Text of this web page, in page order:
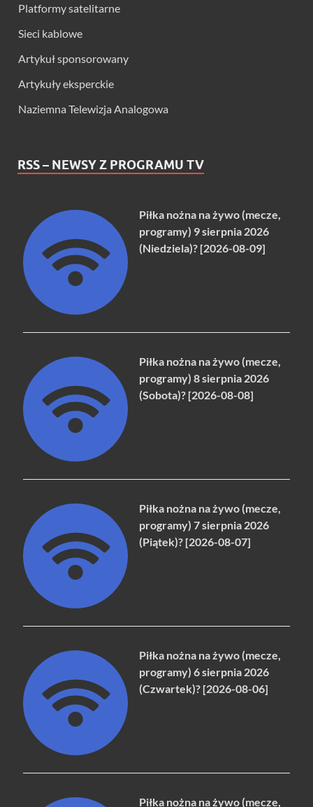
Platformy satelitarne
Sieci kablowe
Artykuł sponsorowany
Artykuły eksperckie
Naziemna Telewizja Analogowa
RSS – NEWSY Z PROGRAMU TV
Piłka nożna na żywo (mecze,
programy) 9 sierpnia 2026
(Niedziela)? [2026-08-09]
Piłka nożna na żywo (mecze,
programy) 8 sierpnia 2026
(Sobota)? [2026-08-08]
Piłka nożna na żywo (mecze,
programy) 7 sierpnia 2026
(Piątek)? [2026-08-07]
Piłka nożna na żywo (mecze,
programy) 6 sierpnia 2026
(Czwartek)? [2026-08-06]
Piłka nożna na żywo (mecze,